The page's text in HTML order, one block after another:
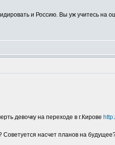
и Россию. Вы уж учитесь на
девочку на переходе в г.Кирове
насчет планов на